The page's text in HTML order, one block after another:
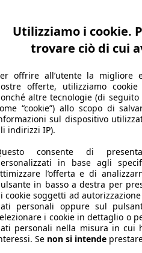
Utilizziamo i cookie.
trovare ciò di cui
offrire all’utente la migliore
offerte, utilizziamo
altre tecnologie (di
“cookie”) allo scopo di
sul dispositivo
indirizzi IP).
consente di
in base agli
l’offerta e di
in basso a destra per
cookie soggetti ad
personali oppure sul
i cookie in dettaglio o
personali nella misura in cui
Se non si intende